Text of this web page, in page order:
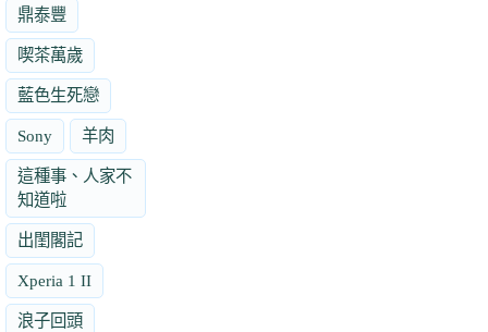
鼎泰豐
喫茶萬歲
藍色生死戀
Sony 羊肉
這種事、人家不
知道啦
出閨閣記
Xperia 1 II
浪子回頭